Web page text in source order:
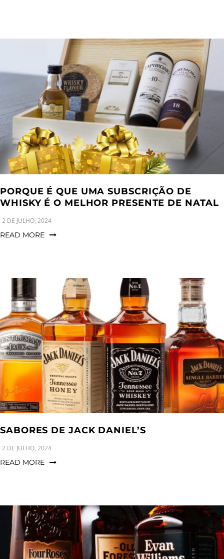
PORQUE É QUE UMA SUBSCRIÇÃO DE
WHISKY É O MELHOR PRESENTE DE NATAL
2 DE JULHO, 2024
READ MORE
SABORES DE JACK DANIEL’S
2 DE JULHO, 2024
READ MORE